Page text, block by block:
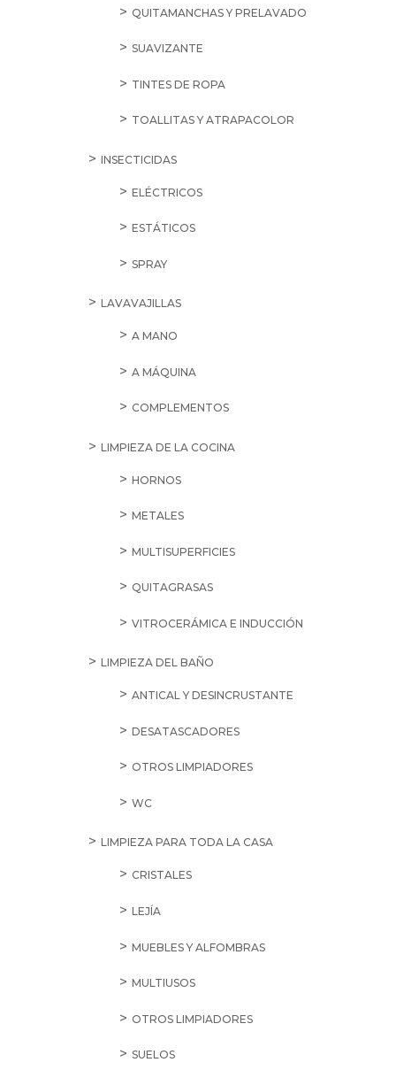
QUITAMANCHAS Y PRELAVADO
SUAVIZANTE
TINTES DE ROPA
TOALLITAS Y ATRAPACOLOR
INSECTICIDAS
ELÉCTRICOS
ESTÁTICOS
SPRAY
LAVAVAJILLAS
A MANO
A MÁQUINA
COMPLEMENTOS
LIMPIEZA DE LA COCINA
HORNOS
METALES
MULTISUPERFICIES
QUITAGRASAS
VITROCERÁMICA E INDUCCIÓN
LIMPIEZA DEL BAÑO
ANTICAL Y DESINCRUSTANTE
DESATASCADORES
OTROS LIMPIADORES
WC
LIMPIEZA PARA TODA LA CASA
CRISTALES
LEJÍA
MUEBLES Y ALFOMBRAS
MULTIUSOS
OTROS LIMPIADORES
SUELOS